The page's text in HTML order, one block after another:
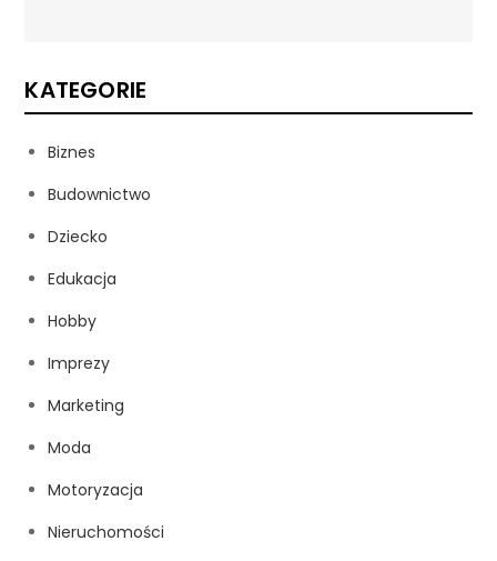
KATEGORIE
Biznes
Budownictwo
Dziecko
Edukacja
Hobby
Imprezy
Marketing
Moda
Motoryzacja
Nieruchomości